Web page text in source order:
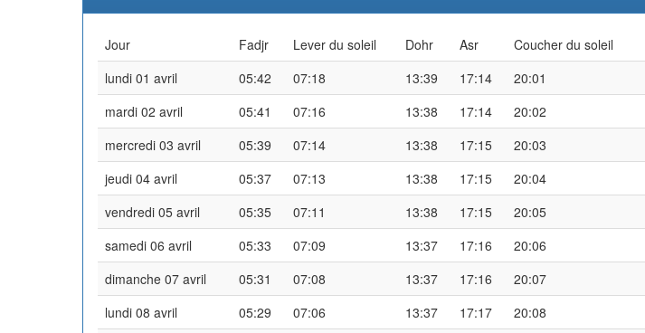
Jour Fadjr Lever du soleil Dohr Asr Coucher du soleil
lundi 01 avril
05:42 07:18 13:39 17:14 20:01
mardi 02 avril
05:41 07:16 13:38 17:14 20:02
mercredi 03 avril
05:39 07:14 13:38 17:15 20:03
jeudi 04 avril
05:37 07:13 13:38 17:15 20:04
vendredi 05 avril
05:35 07:11 13:38 17:15 20:05
samedi 06 avril
05:33 07:09 13:37 17:16 20:06
dimanche 07 avril
05:31 07:08 13:37 17:16 20:07
lundi 08 avril
05:29 07:06 13:37 17:17 20:08